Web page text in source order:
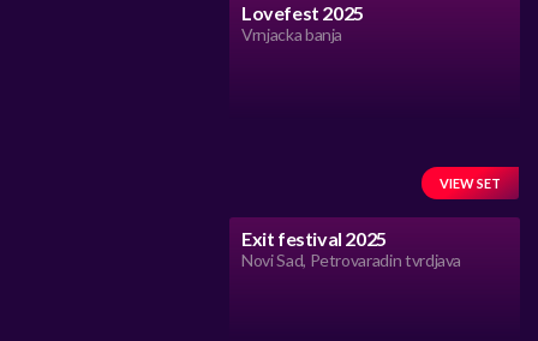
Lovefest 2025
Vrnjacka banja
VIEW SET
Exit festival 2025
Novi Sad, Petrovaradin tvrdjava